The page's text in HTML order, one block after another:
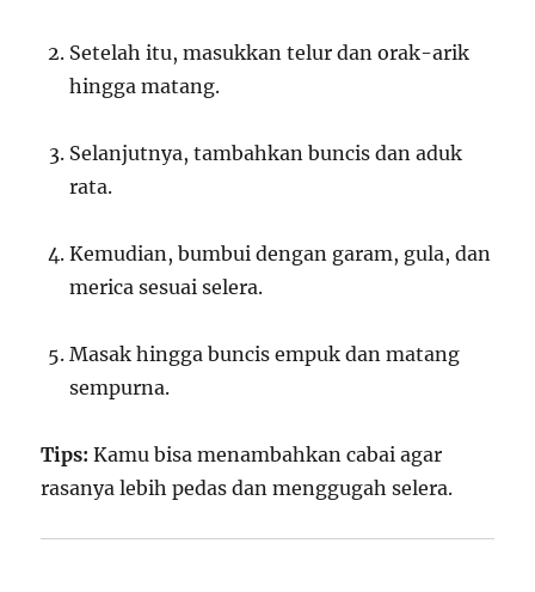
Setelah itu, masukkan telur dan orak-arik
hingga matang.
Selanjutnya, tambahkan buncis dan aduk
rata.
Kemudian, bumbui dengan garam, gula, dan
merica sesuai selera.
Masak hingga buncis empuk dan matang
sempurna.
Tips: Kamu bisa menambahkan cabai agar
rasanya lebih pedas dan menggugah selera.